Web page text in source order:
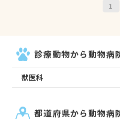
1
診療動物から動物病
獣医科
都道府県から動物病